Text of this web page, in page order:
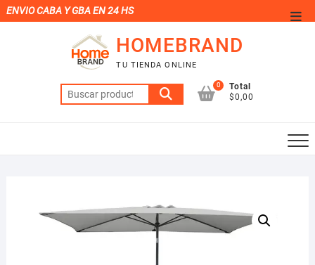
Saltar
al
ENVIO CABA Y GBA EN 24 HS
HOMEBRAND
TU TIENDA ONLINE
Buscar
por:
0
Total
$0,00